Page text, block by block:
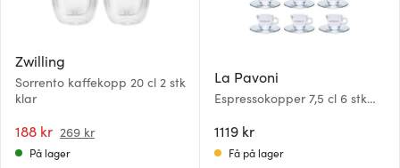
Zwilling
Sorrento kaffekopp 20 cl 2 stk
klar
188 kr 269 kr
På lager
La Pavoni
Espressokopper 7,5 cl 6 stk
1119 kr
Få på lager